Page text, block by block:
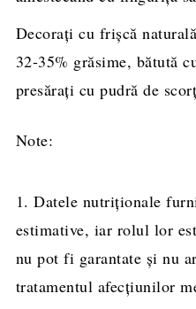
Decorați cu frișcă
32-35% grăsime, bătută
presărați cu pudră de
Note:
1. Datele nutriționale
estimative, iar rolul lor
nu pot fi garantate și nu
tratamentul afecțiunilor